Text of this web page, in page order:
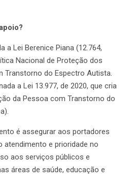
a Lei Berenice Piana (12.764,
Nacional de Proteção dos
Transtorno do Espectro Autista.
a Lei 13.977, de 2020, que cria
da Pessoa com Transtorno do
é assegurar aos portadores
atendimento e prioridade no
aos serviços públicos e
áreas de saúde, educação e